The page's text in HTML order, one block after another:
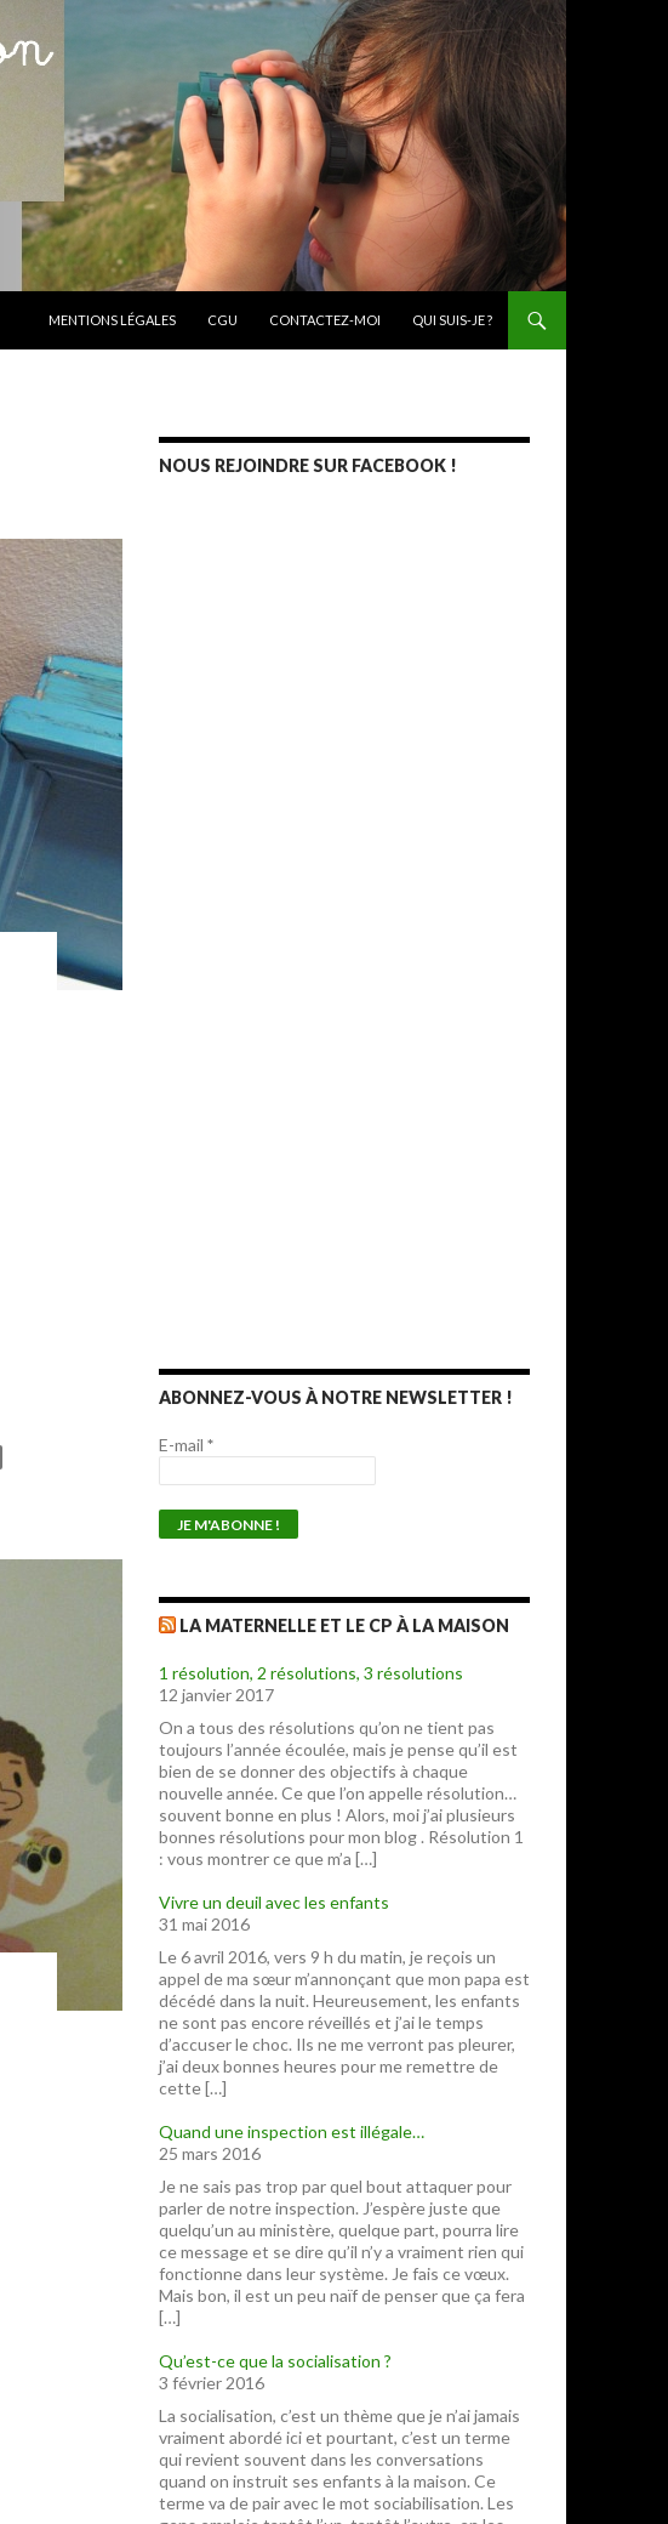
MENTIONS LÉGALES
CGU CONTACTEZ-MOI QUI SUIS-JE ?
NOUS REJOINDRE SUR FACEBOOK !
ABONNEZ-VOUS À NOTRE NEWSLETTER !
E-mail *
LA MATERNELLE ET LE CP À LA MAISON
1 résolution, 2 résolutions, 3 résolutions
12 janvier 2017
On a tous des résolutions qu’on ne tient pas
toujours l’année écoulée, mais je pense qu’il est
bien de se donner des objectifs à chaque
nouvelle année. Ce que l’on appelle résolution…
souvent bonne en plus ! Alors, moi j’ai plusieurs
bonnes résolutions pour mon blog . Résolution 1
: vous montrer ce que m’a […]
Vivre un deuil avec les enfants
31 mai 2016
Le 6 avril 2016, vers 9 h du matin, je reçois un
appel de ma sœur m’annonçant que mon papa est
décédé dans la nuit. Heureusement, les enfants
ne sont pas encore réveillés et j’ai le temps
d’accuser le choc. Ils ne me verront pas pleurer,
j’ai deux bonnes heures pour me remettre de
cette […]
Quand une inspection est illégale…
25 mars 2016
Je ne sais pas trop par quel bout attaquer pour
parler de notre inspection. J’espère juste que
quelqu’un au ministère, quelque part, pourra lire
ce message et se dire qu’il n’y a vraiment rien qui
fonctionne dans leur système. Je fais ce vœux.
Mais bon, il est un peu naïf de penser que ça fera
[…]
Qu’est-ce que la socialisation ?
3 février 2016
La socialisation, c’est un thème que je n’ai jamais
vraiment abordé ici et pourtant, c’est un terme
qui revient souvent dans les conversations
quand on instruit ses enfants à la maison. Ce
terme va de pair avec le mot sociabilisation. Les